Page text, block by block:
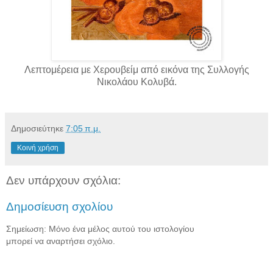
Λεπτομέρεια με Χερουβείμ από εικόνα της Συλλογής
Νικολάου Κολυβά.
Δημοσιεύτηκε 7:05 π.μ.
Κοινή χρήση
Δεν υπάρχουν σχόλια:
Δημοσίευση σχολίου
Σημείωση: Μόνο ένα μέλος αυτού του ιστολογίου
μπορεί να αναρτήσει σχόλιο.